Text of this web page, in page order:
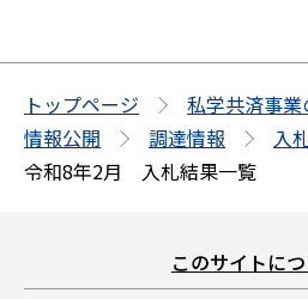
トップページ
私学共済事業
情報公開
調達情報
入
令和8年2月 入札結果一覧
このサイトに